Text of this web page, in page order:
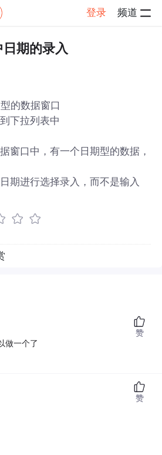
登录 频道
帖子详情
期的录入
的数据窗口
下拉列表中
窗口中，有一个日期型的数据，
期进行选择录入，而不是输入
做一个了
赞
赞